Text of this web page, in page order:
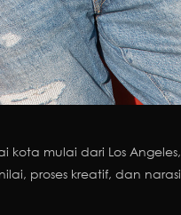
mulai dari Los
proses kreatif, dan